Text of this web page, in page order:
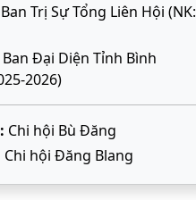
Ban Trị Sự Tổng Liên Hội (NK:
Ban Đại Diện Tỉnh Bình
2026)
Chi hội Bù Đăng
Chi hội Đăng Blang